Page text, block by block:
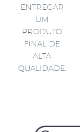
ENTREGAR
UM
PRODUTO
FINAL DE
ALTA
QUALIDADE.